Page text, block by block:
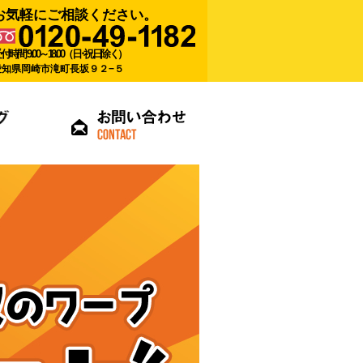
気軽にご相談ください。
時間 9:00～18:00（日･祝日除く）
知県岡崎市滝町長坂９２−５